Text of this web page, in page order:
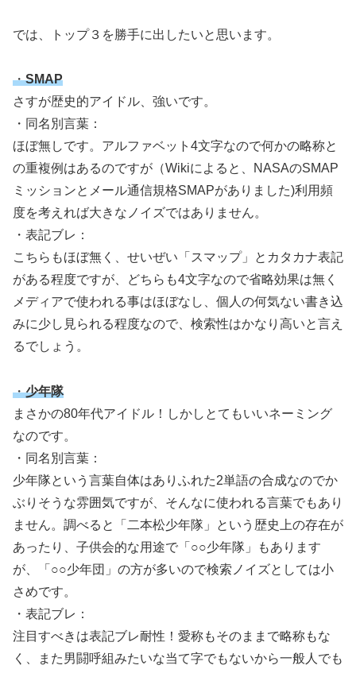
では、トップ３を勝手に出したいと思います。
・SMAP
さすが歴史的アイドル、強いです。
・同名別言葉：
ほぼ無しです。アルファベット4文字なので何かの略称と
の重複例はあるのですが（Wikiによると、NASAのSMAP
ミッションとメール通信規格SMAPがありました)利用頻
度を考えれば大きなノイズではありません。
・表記ブレ：
こちらもほぼ無く、せいぜい「スマップ」とカタカナ表記
がある程度ですが、どちらも4文字なので省略効果は無く
メディアで使われる事はほぼなし、個人の何気ない書き込
みに少し見られる程度なので、検索性はかなり高いと言え
るでしょう。
・少年隊
まさかの80年代アイドル！しかしとてもいいネーミング
なのです。
・同名別言葉：
少年隊という言葉自体はありふれた2単語の合成なのでか
ぶりそうな雰囲気ですが、そんなに使われる言葉でもあり
ません。調べると「二本松少年隊」という歴史上の存在が
あったり、子供会的な用途で「○○少年隊」もあります
が、「○○少年団」の方が多いので検索ノイズとしては小
さめです。
・表記ブレ：
注目すべきは表記ブレ耐性！愛称もそのままで略称もな
く、また男闘呼組みたいな当て字でもないから一般人でも